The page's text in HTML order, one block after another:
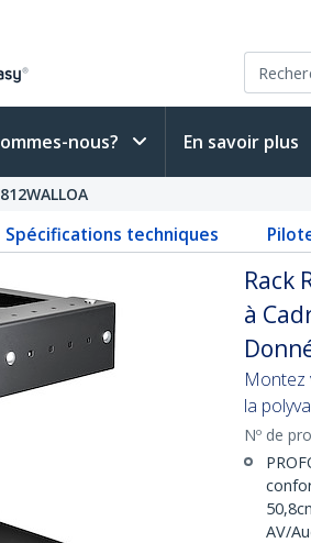
nous? En savoir plus
Spécifications techniques
Rack
à
Montez
la
Nº de
AV/